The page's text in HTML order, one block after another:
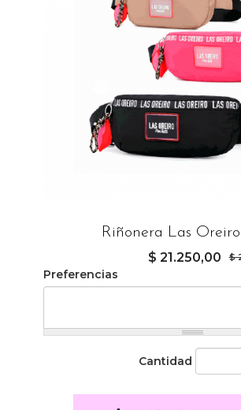
Riñonera Las
$
$ 21.250,00
Preferencias
Cantidad